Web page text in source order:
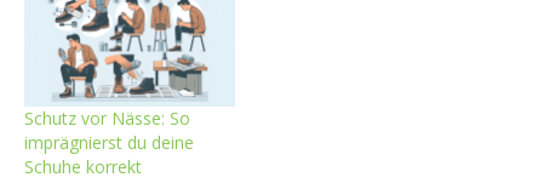
Schutz vor Nässe: So
imprägnierst du deine
Schuhe korrekt